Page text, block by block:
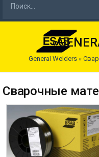
General Welders »
Сварочные